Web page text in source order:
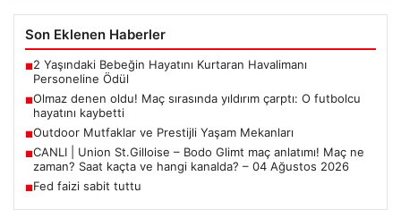
Son Eklenen Haberler
■2 Yaşındaki Bebeğin Hayatını Kurtaran Havalimanı
Personeline Ödül
■Olmaz denen oldu! Maç sırasında yıldırım çarptı: O futbolcu
hayatını kaybetti
■Outdoor Mutfaklar ve Prestijli Yaşam Mekanları
■CANLI | Union St.Gilloise – Bodo Glimt maç anlatımı! Maç ne
zaman? Saat kaçta ve hangi kanalda? – 04 Ağustos 2026
■Fed faizi sabit tuttu